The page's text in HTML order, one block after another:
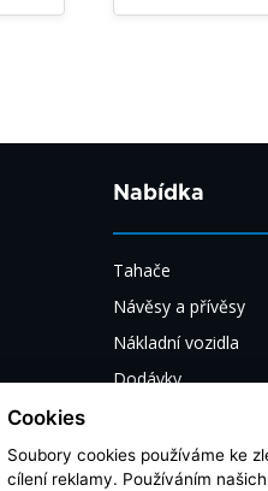
Nabídka
Tahače
Návěsy a přívěsy
Nákladní vozidla
Dodávky
Automobily
Cookies
Soubory cookies používáme ke
cílení reklamy. Používáním